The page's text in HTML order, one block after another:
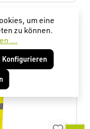
angesehen
um eine
zu können.
...
Konfigurieren